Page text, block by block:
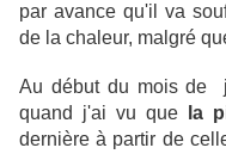
par avance qu'il va
de la chaleur, malgré
Au début du mois de
quand j'ai vu que
la
dernière à partir de